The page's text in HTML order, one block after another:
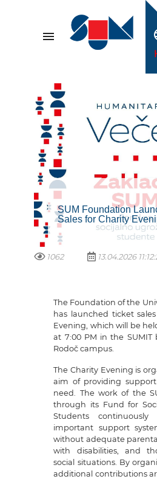
menu
SUM Foundation
Sales for Charity
1062 13.04.2026
The Foundation of the
has launched ticket
Evening, which will be
at 7:00 PM in the
Rodoč campus.
The Charity Evening is
aim of providing
need. The work of the
through its Fund for
Students continuously
important support
without adequate
with disabilities, and
social situations. By
additional contributions